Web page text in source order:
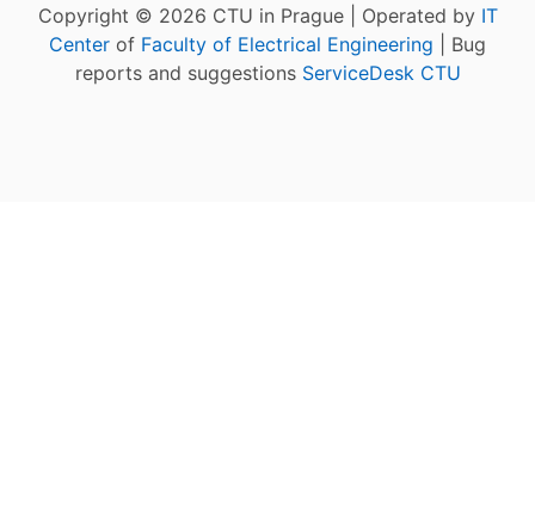
Copyright © 2026 CTU in Prague | Operated by IT
Center of Faculty of Electrical Engineering | Bug
reports and suggestions ServiceDesk CTU